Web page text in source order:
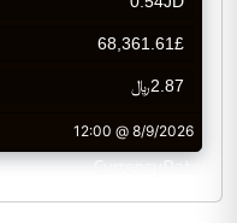
CurrencyRate